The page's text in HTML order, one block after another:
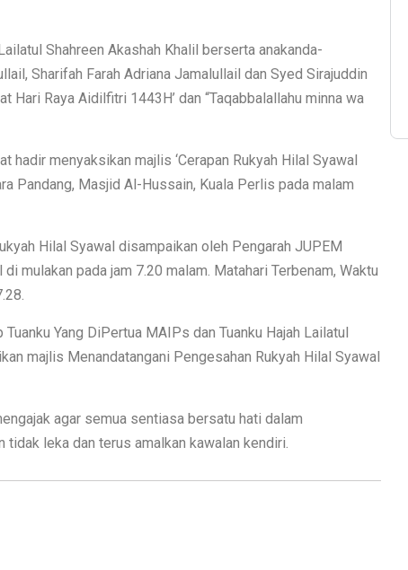
Shahreen Akashah Khalil berserta anakanda-
Sharifah Farah Adriana Jamalullail dan Syed Sirajuddin
Hari Raya Aidilfitri 1443H’ dan “Taqabbalallahu minna wa
menyaksikan majlis ‘Cerapan Rukyah Hilal Syawal
Pandang, Masjid Al-Hussain, Kuala Perlis pada malam
Hilal Syawal disampaikan oleh Pengarah JUPEM
mulakan pada jam 7.20 malam. Matahari Terbenam, Waktu
Yang DiPertua MAIPs dan Tuanku Hajah Lailatul
majlis Menandatangani Pengesahan Rukyah Hilal Syawal
agar semua sentiasa bersatu hati dalam
leka dan terus amalkan kawalan kendiri.